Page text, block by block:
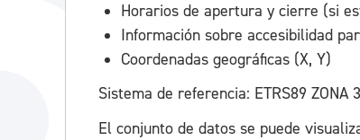
Horarios de apertura y cierre (si
Información sobre accesibilidad
Coordenadas geográficas (X, Y)
Sistema de referencia: ETRS89 ZONA
El conjunto de datos se puede